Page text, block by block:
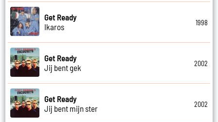
Get Ready
Ikaros
1998
Get Ready
Jij bent gek
2002
Get Ready
Jij bent mijn ster
2002